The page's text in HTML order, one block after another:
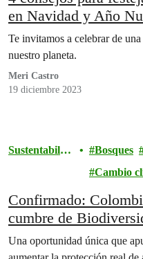
en Navidad y Año
Te invitamos a celebrar de
nuestro planeta.
Meri Castro
19 diciembre 2023
Sustentabilid
Bosques
Cambio
Confirmado:
cumbre de
COP16
Una oportunidad única que